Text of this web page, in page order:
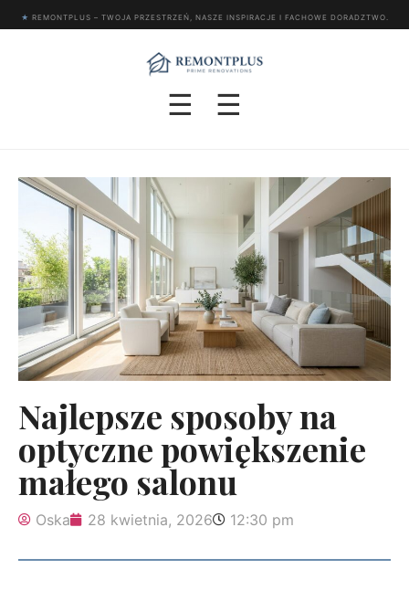
★ REMONTPLUS – TWOJA PRZESTRZEŃ, NASZE INSPIRACJE I FACHOWE DORADZTWO.
☰ ☰
Najlepsze sposoby na
optyczne powiększenie
małego salonu
Oska 28 kwietnia, 2026 12:30 pm